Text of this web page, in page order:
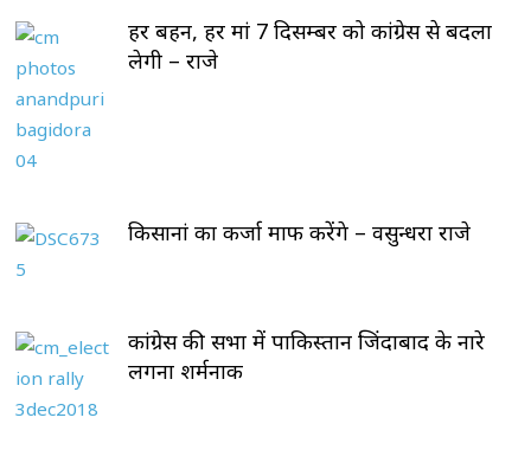
हर बहन, हर मां 7 दिसम्बर को कांग्रेस से बदला
लेगी – राजे
किसानां का कर्जा माफ करेंगे – वसुन्धरा राजे
कांग्रेस की सभा में पाकिस्तान जिंदाबाद के नारे
लगना शर्मनाक